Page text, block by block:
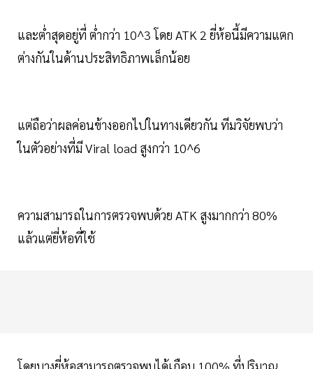
และต่ำสุดอยู่ที่ ต่ำกว่า 10^3 โดย ATK 2 ยี่ห้อนี้มีความแตก
ต่างกันในด้านประสิทธิภาพเล็กน้อย
แต่ถือว่าผลค่อนข้างออกไปในทางเดียวกัน ทีมวิจัยพบว่า
ในตัวอย่างที่มี Viral load สูงกว่า 10^6
ความสามารถในการตรวจพบด้วย ATK สูงมากกว่า 80%
แล้วแต่ยี่ห้อที่ใช้